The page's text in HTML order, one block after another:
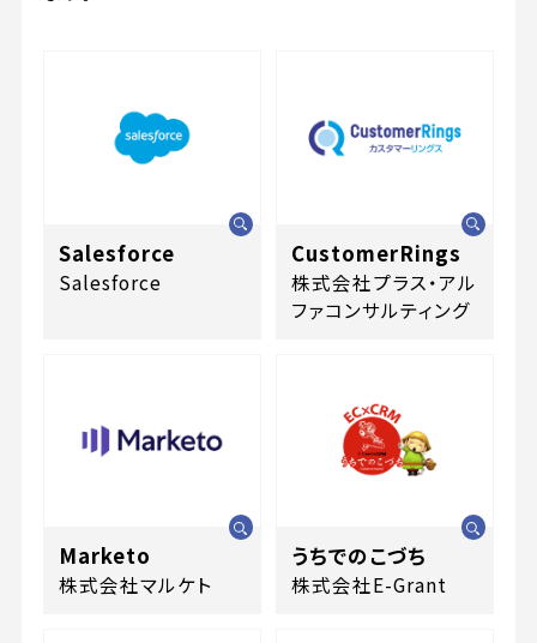
Salesforce
Salesforce
CustomerRings
株式会社プラス・アル
ファコンサルティング
Marketo
株式会社マルケト
うちでのこづち
株式会社E-Grant